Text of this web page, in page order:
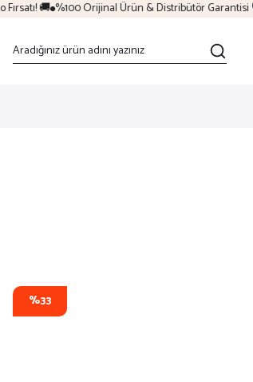
🚚 %100 Orijinal Ürün & Distribütör Garantisi 🛡️
%33